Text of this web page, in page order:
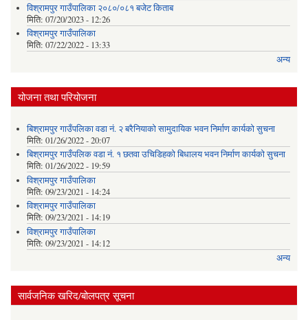
विश्रामपुर गाउँपालिका २०८०/०८१ बजेट किताब
मिति: 07/20/2023 - 12:26
विश्रामपुर गाउँपालिका
मिति: 07/22/2022 - 13:33
अन्य
योजना तथा परियोजना
बिश्रामपुर गाउँपलिका वडा नं. २ बरैनियाको सामुदायिक भवन निर्माण कार्यको सुचना
मिति: 01/26/2022 - 20:07
बिश्रामपुर गाउँपलिक वडा नं. १ छतवा उचिडिहको बिधालय भवन निर्माण कार्यको सुचना
मिति: 01/26/2022 - 19:59
विश्रामपुर गाउँपालिका
मिति: 09/23/2021 - 14:24
विश्रामपुर गाउँपालिका
मिति: 09/23/2021 - 14:19
विश्रामपुर गाउँपालिका
मिति: 09/23/2021 - 14:12
अन्य
सार्वजनिक खरिद/बोलपत्र सूचना